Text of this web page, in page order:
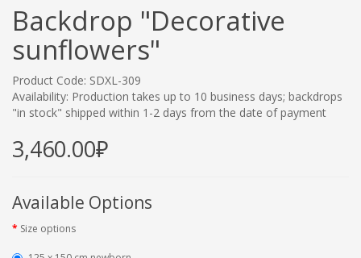
Backdrop "Decorative
sunflowers"
Product Code: SDXL-309
Availability: Production takes up to 10 business days; backdrops
"in stock" shipped within 1-2 days from the date of payment
3,460.00₽
Available Options
Size options